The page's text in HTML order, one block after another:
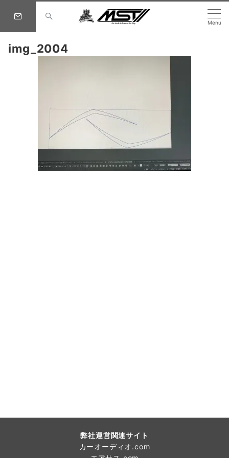
Menu
img_2004
弊社運営関連サイト
カーオーディオ.com